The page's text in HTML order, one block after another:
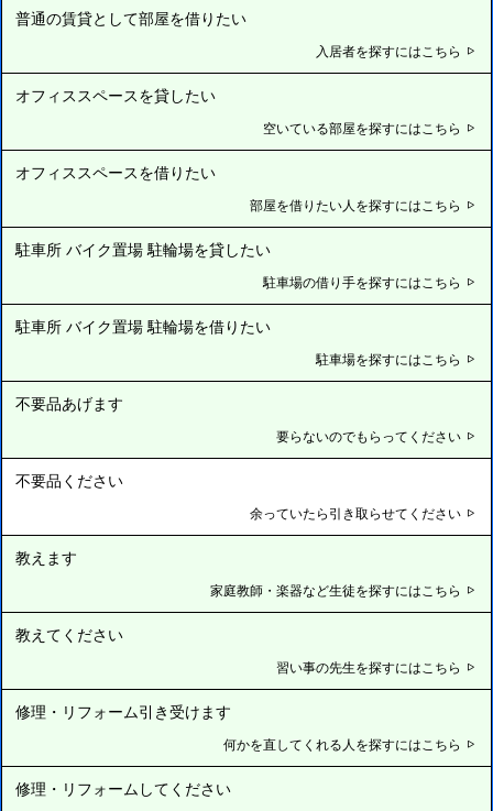
普通の賃貸として部屋を借りたい
入居者を探すにはこちら
オフィススペースを貸したい
空いている部屋を探すにはこちら
オフィススペースを借りたい
部屋を借りたい人を探すにはこちら
駐車所 バイク置場 駐輪場を貸したい
駐車場の借り手を探すにはこちら
駐車所 バイク置場 駐輪場を借りたい
駐車場を探すにはこちら
不要品あげます
要らないのでもらってください
不要品ください
余っていたら引き取らせてください
教えます
家庭教師・楽器など生徒を探すにはこちら
教えてください
習い事の先生を探すにはこちら
修理・リフォーム引き受けます
何かを直してくれる人を探すにはこちら
修理・リフォームしてください